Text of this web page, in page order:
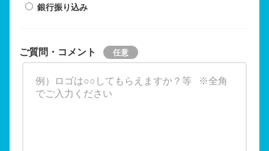
銀行振り込み
ご質問・コメント